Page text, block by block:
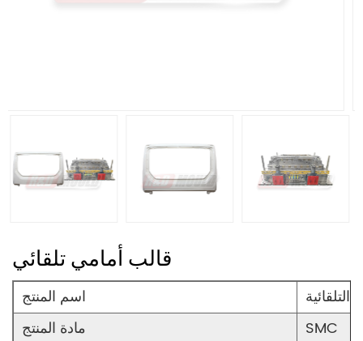
قالب أمامي تلقائي
اسم المنتج
مادة المنتج
SMC